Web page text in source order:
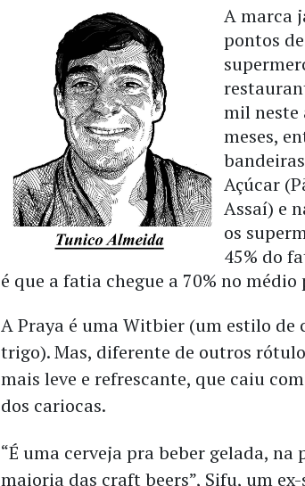
A marca
pontos
mil neste
meses,
Açúcar
Assaí) e
os
45% do
é que a fatia chegue a 70% no médio
A Praya é uma Witbier (um estilo de
trigo). Mas, diferente de outros
mais leve e refrescante, que caiu
dos cariocas.
“É uma cerveja pra beber gelada,
maioria das craft beers”, Sifu, um